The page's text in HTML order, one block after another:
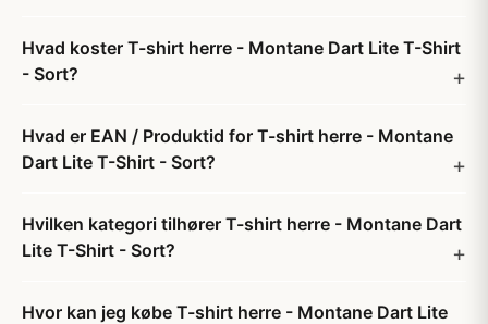
Hvad koster T-shirt herre - Montane Dart Lite T-Shirt
- Sort?
Hvad er EAN / Produktid for T-shirt herre - Montane
Dart Lite T-Shirt - Sort?
Hvilken kategori tilhører T-shirt herre - Montane Dart
Lite T-Shirt - Sort?
Hvor kan jeg købe T-shirt herre - Montane Dart Lite